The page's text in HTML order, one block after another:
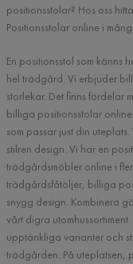
positionsstolar? Hos oss
Positionsstolar online i
En positionsstol som känns
hel trädgård. Vi erbjuder
storlekar. Det finns fördelar
billiga positionsstolar
som passar just din
stilren design. Vi har en
trädgårdsmöbler online i
trädgårdsfåtöljer, billiga
snygg design. Kombinera
vårt digra
upptänkliga varianter och
trädgården. På uteplatsen,